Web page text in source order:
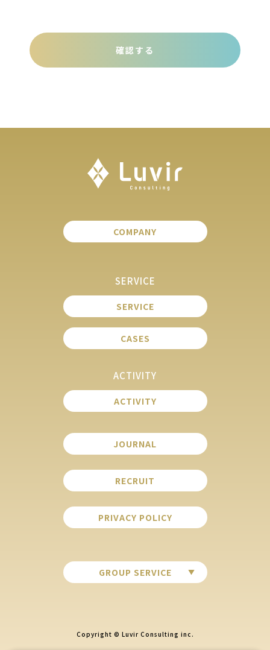
COMPANY
SERVICE
SERVICE
CASES
ACTIVITY
ACTIVITY
JOURNAL
RECRUIT
PRIVACY POLICY
GROUP SERVICE
Copyright © Luvir Consulting inc.